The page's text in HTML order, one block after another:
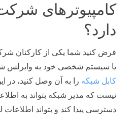
کامپیوترهای
دارد؟
فرض کنید شما یکی از کارکنان
یا سیستم شخصی خود به وایرلس
کابل شبکه را به آن وصل کنید، در
نیست که مدیر شبکه بتواند به
دسترسی پیدا کند و بتواند اطلاعات